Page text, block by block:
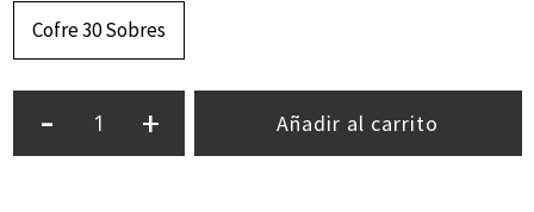
Cofre 30 Sobres
- + Añadir al carrito